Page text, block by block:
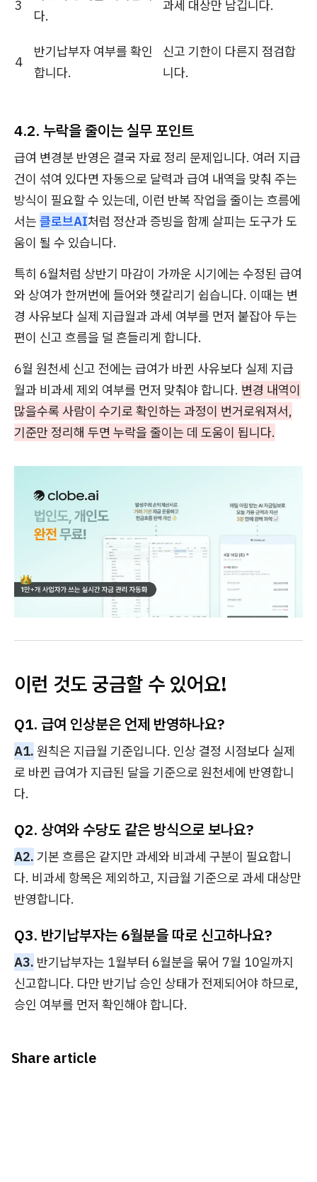
3
다.
과세 대상만 남깁니다.
4
반기납부자 여부를 확인
합니다.
신고 기한이 다른지 점검합
니다.
4.2. 누락을 줄이는 실무 포인트
급여 변경분 반영은 결국 자료 정리 문제입니다. 여러 지급
건이 섞여 있다면 자동으로 달력과 급여 내역을 맞춰 주는
방식이 필요할 수 있는데, 이런 반복 작업을 줄이는 흐름에
서는 클로브AI처럼 정산과 증빙을 함께 살피는 도구가 도
움이 될 수 있습니다.
특히 6월처럼 상반기 마감이 가까운 시기에는 수정된 급여
와 상여가 한꺼번에 들어와 헷갈리기 쉽습니다. 이때는 변
경 사유보다 실제 지급월과 과세 여부를 먼저 붙잡아 두는
편이 신고 흐름을 덜 흔들리게 합니다.
6월 원천세 신고 전에는 급여가 바뀐 사유보다 실제 지급
월과 비과세 제외 여부를 먼저 맞춰야 합니다. 변경 내역이
많을수록 사람이 수기로 확인하는 과정이 번거로워져서,
기준만 정리해 두면 누락을 줄이는 데 도움이 됩니다.
이런 것도 궁금할 수 있어요!
Q1. 급여 인상분은 언제 반영하나요?
A1. 원칙은 지급월 기준입니다. 인상 결정 시점보다 실제
로 바뀐 급여가 지급된 달을 기준으로 원천세에 반영합니
다.
Q2. 상여와 수당도 같은 방식으로 보나요?
A2. 기본 흐름은 같지만 과세와 비과세 구분이 필요합니
다. 비과세 항목은 제외하고, 지급월 기준으로 과세 대상만
반영합니다.
Q3. 반기납부자는 6월분을 따로 신고하나요?
A3. 반기납부자는 1월부터 6월분을 묶어 7월 10일까지
신고합니다. 다만 반기납 승인 상태가 전제되어야 하므로,
승인 여부를 먼저 확인해야 합니다.
Share article